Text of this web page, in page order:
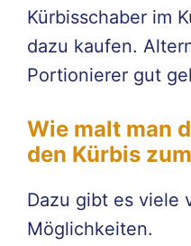
Kürbisschaber im
dazu kaufen.
Portionierer gut
Wie malt man
den Kürbis
Dazu gibt es viele
Möglichkeiten.